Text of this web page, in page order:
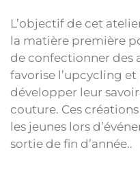
L’objectif de cet
la matière première
de confectionner des
favorise l’upcycling
développer leur
couture. Ces
les jeunes lors
sortie de fin d’année..